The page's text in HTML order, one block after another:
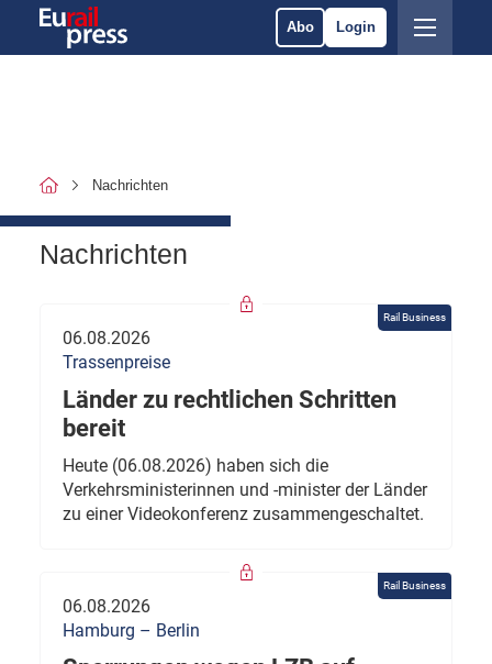
Abo Login
Nachrichten
Nachrichten
Rail Business
06.08.2026
Trassenpreise
Länder zu rechtlichen Schritten
bereit
Heute (06.08.2026) haben sich die
Verkehrsministerinnen und -minister der Länder
zu einer Videokonferenz zusammengeschaltet.
Rail Business
06.08.2026
Hamburg – Berlin